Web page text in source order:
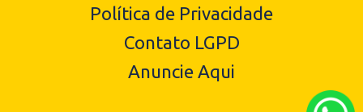
Política de Privacidade
Contato LGPD
Anuncie Aqui